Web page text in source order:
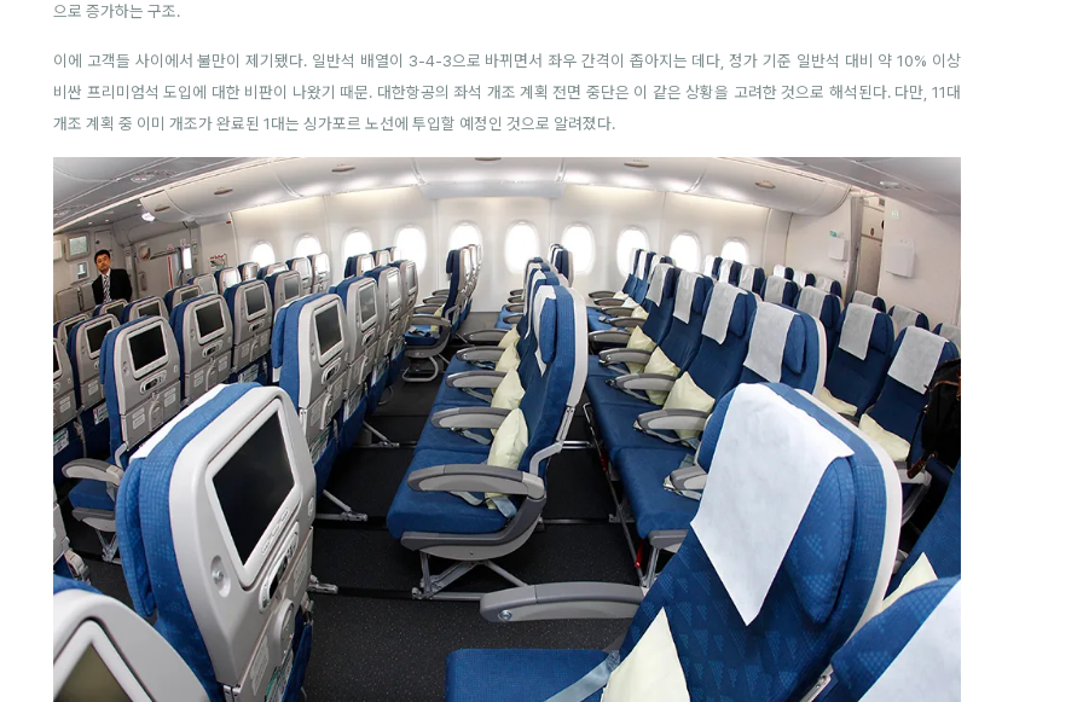
으로 증가하는 구조.
이에 고객들 사이에서 불만이 제기됐다. 일반석 배열이 3-4-3으로 바뀌면서 좌우 간격이 좁아지는 데다, 정가 기준 일반석 대비 약 10% 이상
비싼 프리미엄석 도입에 대한 비판이 나왔기 때문. 대한항공의 좌석 개조 계획 전면 중단은 이 같은 상황을 고려한 것으로 해석된다. 다만, 11대
개조 계획 중 이미 개조가 완료된 1대는 싱가포르 노선에 투입할 예정인 것으로 알려졌다.